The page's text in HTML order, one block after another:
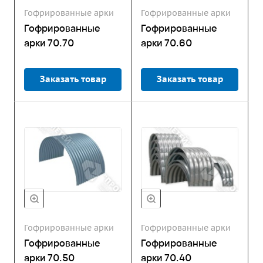
Гофрированные арки
Гофрированные
арки 70.70
Заказать товар
Гофрированные арки
Гофрированные
арки 70.60
Заказать товар
Гофрированные арки
Гофрированные
арки 70.50
Гофрированные арки
Гофрированные
арки 70.40